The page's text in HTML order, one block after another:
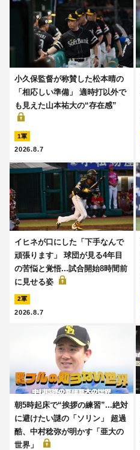
小久保監督が称賛した松本晴の
「相応しい準備」 適時打以外で
も見えた山本祐大の“存在感”
1軍
2026.8.7
イヒネが口にした「下手なんで
頑張ります」 球団が見る4年目
の苦悩と覚悟...試合開始8時間前
に見せる姿
2軍
2026.8.7
朝5時起床で“挨拶の練習”...絶対
に避けたい謎の「ソリン」 超過
酷、中村稔弥が明かす「亜大の
世界」